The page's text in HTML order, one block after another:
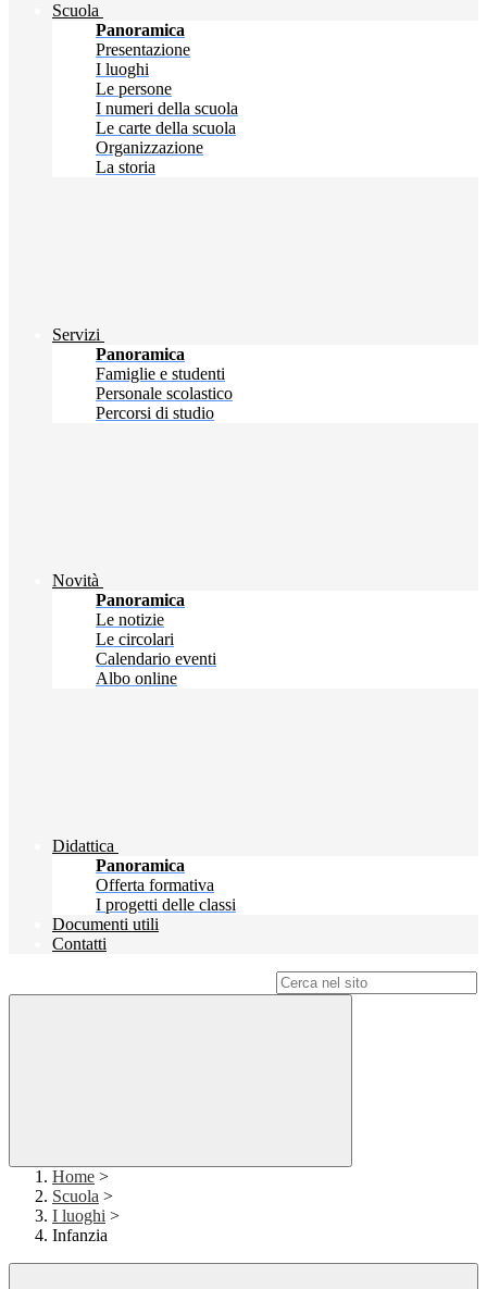
Scuola
Panoramica
Presentazione
I luoghi
Le persone
I numeri della scuola
Le carte della scuola
Organizzazione
La storia
Servizi
Panoramica
Famiglie e studenti
Personale scolastico
Percorsi di studio
Novità
Panoramica
Le notizie
Le circolari
Calendario eventi
Albo online
Didattica
Panoramica
Offerta formativa
I progetti delle classi
Documenti utili
Contatti
Home >
Scuola >
I luoghi >
Infanzia